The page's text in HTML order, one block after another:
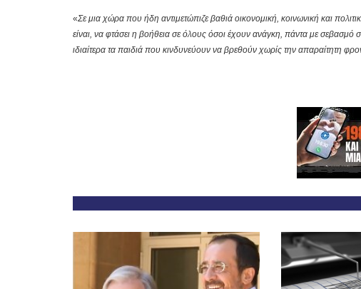
«Σε μια χώρα που ήδη αντιμετώπιζε βαθιά οικονομική, κοινωνική και
είναι, να φτάσει η βοήθεια σε όλους όσοι έχουν ανάγκη, πάντα με σεβασμό
ιδιαίτερα τα παιδιά που κινδυνεύουν να βρεθούν χωρίς την απαραίτητη